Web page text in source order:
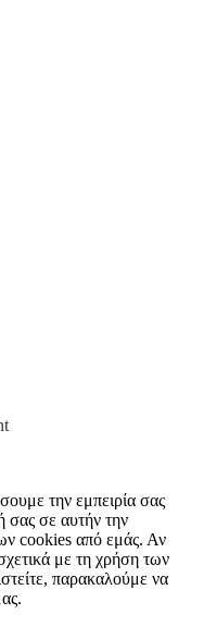
την εμπειρία σας
σας σε αυτήν την
cookies από εμάς. Αν
με τη χρήση των
παρακαλούμε να